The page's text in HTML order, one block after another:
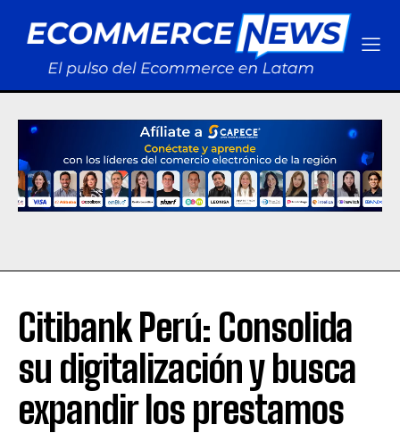
Citibank Perú: Consolida
su digitalización y busca
expandir los prestamos